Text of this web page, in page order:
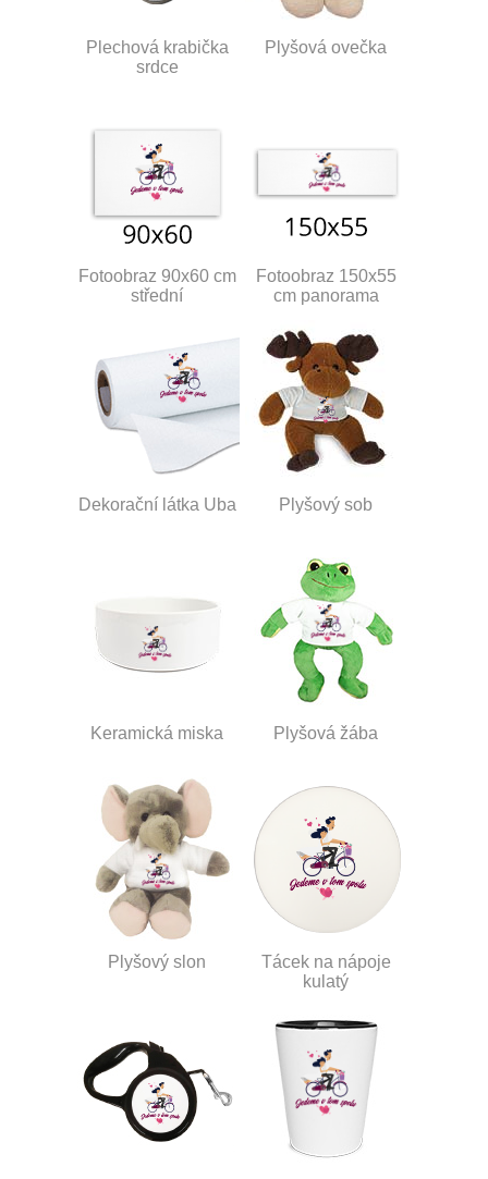
Plechová krabička
srdce
Plyšová ovečka
Fotoobraz 90x60 cm
střední
Fotoobraz 150x55
cm panorama
Dekorační látka Uba Plyšový sob
Keramická miska Plyšová žába
Plyšový slon
Tácek na nápoje
kulatý